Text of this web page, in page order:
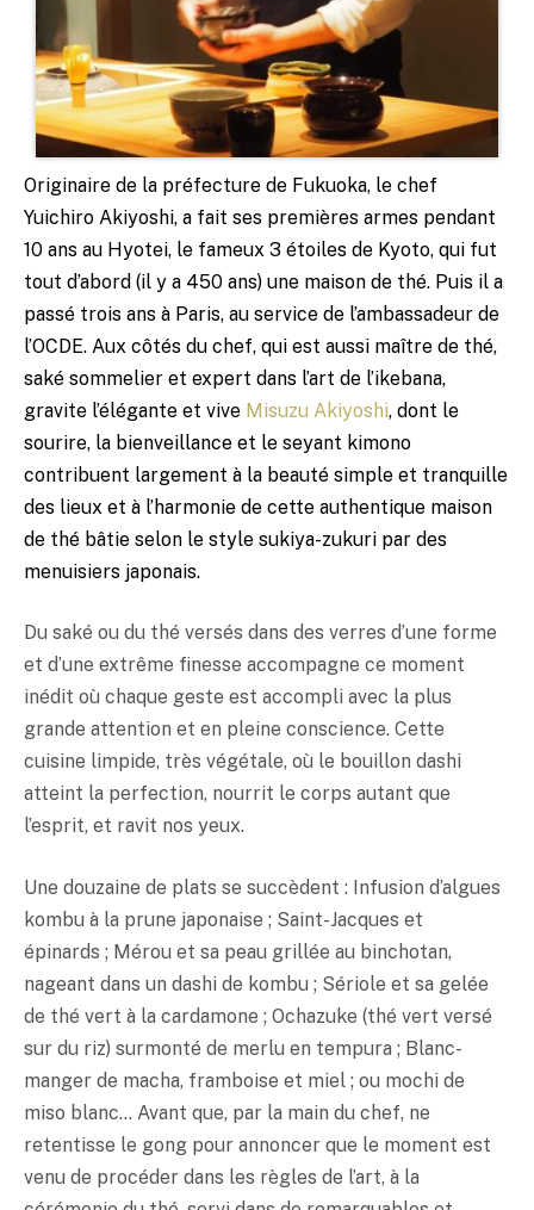
Originaire de la préfecture de Fukuoka, le chef
Yuichiro Akiyoshi, a fait ses premières armes pendant
10 ans au Hyotei, le fameux 3 étoiles de Kyoto, qui fut
tout d’abord (il y a 450 ans) une maison de thé. Puis il a
passé trois ans à Paris, au service de l’ambassadeur de
l’OCDE. Aux côtés du chef, qui est aussi maître de thé,
saké sommelier et expert dans l’art de l’ikebana,
gravite l’élégante et vive Misuzu Akiyoshi, dont le
sourire, la bienveillance et le seyant kimono
contribuent largement à la beauté simple et tranquille
des lieux et à l’harmonie de cette authentique maison
de thé bâtie selon le style sukiya-zukuri par des
menuisiers japonais.
Du saké ou du thé versés dans des verres d’une forme
et d’une extrême finesse accompagne ce moment
inédit où chaque geste est accompli avec la plus
grande attention et en pleine conscience. Cette
cuisine limpide, très végétale, où le bouillon dashi
atteint la perfection, nourrit le corps autant que
l’esprit, et ravit nos yeux.
Une douzaine de plats se succèdent : Infusion d’algues
kombu à la prune japonaise ; Saint-Jacques et
épinards ; Mérou et sa peau grillée au binchotan,
nageant dans un dashi de kombu ; Sériole et sa gelée
de thé vert à la cardamone ; Ochazuke (thé vert versé
sur du riz) surmonté de merlu en tempura ; Blanc-
manger de macha, framboise et miel ; ou mochi de
miso blanc… Avant que, par la main du chef, ne
retentisse le gong pour annoncer que le moment est
venu de procéder dans les règles de l’art, à la